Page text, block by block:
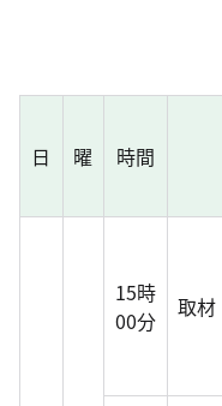
日 曜 時間
15時
00分
取材